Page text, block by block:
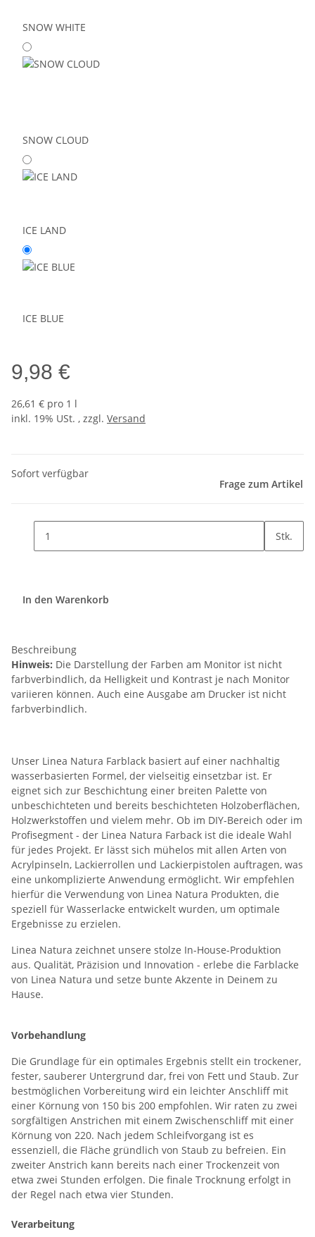
SNOW WHITE
SNOW CLOUD
ICE LAND
ICE BLUE
9,98 €
26,61 € pro 1 l
inkl. 19% USt. , zzgl. Versand
Sofort verfügbar
Frage zum Artikel
Stk.
In den Warenkorb
Beschreibung
Hinweis: Die Darstellung der Farben am Monitor ist nicht
farbverbindlich, da Helligkeit und Kontrast je nach Monitor
variieren können. Auch eine Ausgabe am Drucker ist nicht
farbverbindlich.
Unser Linea Natura Farblack basiert auf einer nachhaltig
wasserbasierten Formel, der vielseitig einsetzbar ist. Er
eignet sich zur Beschichtung einer breiten Palette von
unbeschichteten und bereits beschichteten Holzoberflächen,
Holzwerkstoffen und vielem mehr. Ob im DIY-Bereich oder im
Profisegment - der Linea Natura Farback ist die ideale Wahl
für jedes Projekt. Er lässt sich mühelos mit allen Arten von
Acrylpinseln, Lackierrollen und Lackierpistolen auftragen, was
eine unkomplizierte Anwendung ermöglicht. Wir empfehlen
hierfür die Verwendung von Linea Natura Produkten, die
speziell für Wasserlacke entwickelt wurden, um optimale
Ergebnisse zu erzielen.
Linea Natura zeichnet unsere stolze In-House-Produktion
aus. Qualität, Präzision und Innovation - erlebe die Farblacke
von Linea Natura und setze bunte Akzente in Deinem zu
Hause.
Vorbehandlung
Die Grundlage für ein optimales Ergebnis stellt ein trockener,
fester, sauberer Untergrund dar, frei von Fett und Staub. Zur
bestmöglichen Vorbereitung wird ein leichter Anschliff mit
einer Körnung von 150 bis 200 empfohlen. Wir raten zu zwei
sorgfältigen Anstrichen mit einem Zwischenschliff mit einer
Körnung von 220. Nach jedem Schleifvorgang ist es
essenziell, die Fläche gründlich von Staub zu befreien. Ein
zweiter Anstrich kann bereits nach einer Trockenzeit von
etwa zwei Stunden erfolgen. Die finale Trocknung erfolgt in
der Regel nach etwa vier Stunden.
Verarbeitung